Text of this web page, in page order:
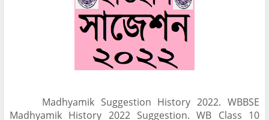
Madhyamik Suggestion History 2022. WBBSE
Madhyamik History 2022 Suggestion. WB Class 10